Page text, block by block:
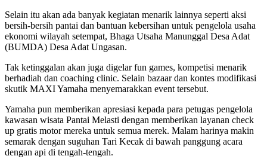
Selain itu akan ada banyak kegiatan menarik lainnya seperti aksi
bersih-bersih pantai dan bantuan kebersihan untuk pengelola usaha
ekonomi wilayah setempat, Bhaga Utsaha Manunggal Desa Adat
(BUMDA) Desa Adat Ungasan.
Tak ketinggalan akan juga digelar fun games, kompetisi menarik
berhadiah dan coaching clinic. Selain bazaar dan kontes modifikasi
skutik MAXI Yamaha menyemarakkan event tersebut.
Yamaha pun memberikan apresiasi kepada para petugas pengelola
kawasan wisata Pantai Melasti dengan memberikan layanan check
up gratis motor mereka untuk semua merek. Malam harinya makin
semarak dengan suguhan Tari Kecak di bawah panggung acara
dengan api di tengah-tengah.